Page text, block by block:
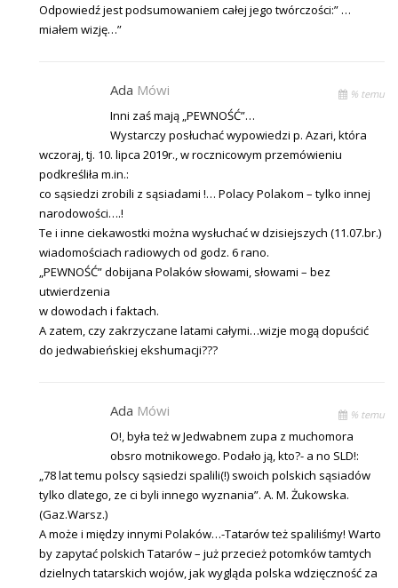
Odpowiedź jest podsumowaniem całej jego twórczości:” …
miałem wizję…”
Ada Mówi % temu
Inni zaś mają „PEWNOŚĆ”…
Wystarczy posłuchać wypowiedzi p. Azari, która
wczoraj, tj. 10. lipca 2019r., w rocznicowym przemówieniu
podkreśliła m.in.:
co sąsiedzi zrobili z sąsiadami !… Polacy Polakom – tylko innej
narodowości….!
Te i inne ciekawostki można wysłuchać w dzisiejszych (11.07.br.)
wiadomościach radiowych od godz. 6 rano.
„PEWNOŚĆ” dobijana Polaków słowami, słowami – bez
utwierdzenia
w dowodach i faktach.
A zatem, czy zakrzyczane latami całymi…wizje mogą dopuścić
do jedwabieńskiej ekshumacji???
Ada Mówi % temu
O!, była też w Jedwabnem zupa z muchomora
obsro motnikowego. Podało ją, kto?- a no SLD!:
„78 lat temu polscy sąsiedzi spalili(!) swoich polskich sąsiadów
tylko dlatego, ze ci byli innego wyznania”. A. M. Żukowska.
(Gaz.Warsz.)
A może i między innymi Polaków…-Tatarów też spaliliśmy! Warto
by zapytać polskich Tatarów – już przecież potomków tamtych
dzielnych tatarskich wojów, jak wygląda polska wdzięczność za